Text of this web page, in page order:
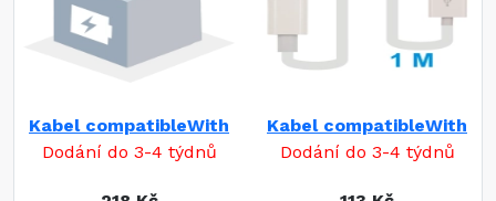
Kabel compatibleWith
Dodání do 3-4 týdnů
Kabel compatibleWith
Dodání do 3-4 týdnů